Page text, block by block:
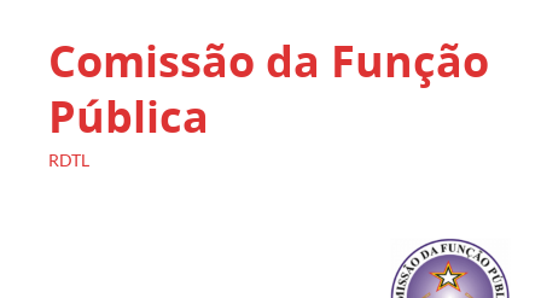
Comissão da Função
Pública
RDTL